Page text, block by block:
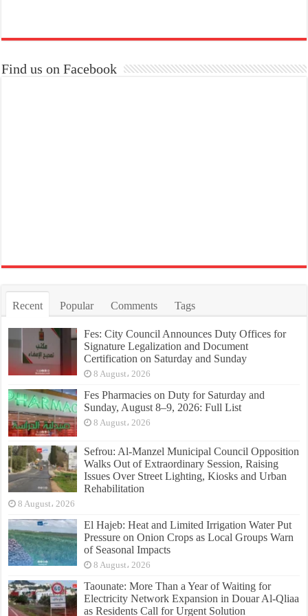
Find us on Facebook
Recent Popular Comments Tags
Fes: City Council Announces Duty Offices for
Signature Legalization and Document
Certification on Saturday and Sunday
8 August، 2026
Fes Pharmacies on Duty for Saturday and
Sunday, August 8–9, 2026: Full List
8 August، 2026
Sefrou: Al-Manzel Municipal Council Opposition
Walks Out of Extraordinary Session, Raising
Issues Over Street Lighting, Kiosks and Urban
Rehabilitation
8 August، 2026
El Hajeb: Heat and Limited Irrigation Water Put
Pressure on Onion Crops as Local Groups Warn
of Seasonal Impacts
8 August، 2026
Taounate: More Than a Year of Waiting for
Electricity Network Expansion in Douar Al-Qliaa
as Residents Call for Urgent Solution